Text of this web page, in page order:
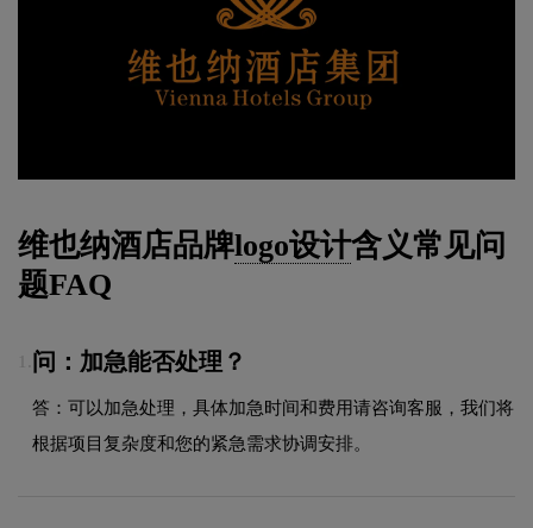
维也纳酒店品牌logo设计含义常见问
题FAQ
问：加急能否处理？
答：可以加急处理，具体加急时间和费用请咨询客服，我们将
根据项目复杂度和您的紧急需求协调安排。